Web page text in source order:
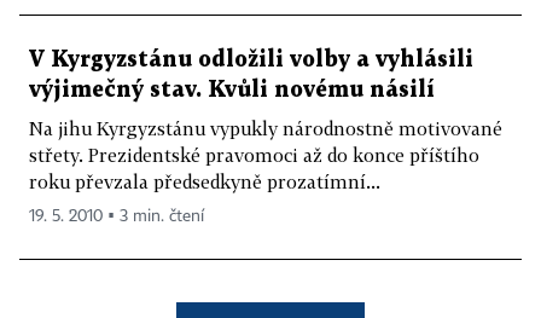
V Kyrgyzstánu odložili volby a vyhlásili
výjimečný stav. Kvůli novému násilí
Na jihu Kyrgyzstánu vypukly národnostně motivované
střety. Prezidentské pravomoci až do konce příštího
roku převzala předsedkyně prozatímní...
19. 5. 2010 ▪ 3 min. čtení